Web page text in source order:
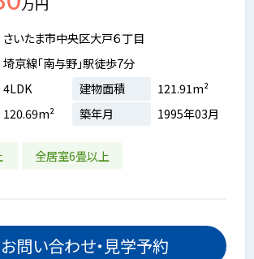
さいたま市中央区大戸６丁目
埼京線「南与野」駅徒歩7分
4LDK 建物面積
121.91m²
120.69m² 築年月 1995年03月
全居室6畳以上
お問い合わせ・見学予約